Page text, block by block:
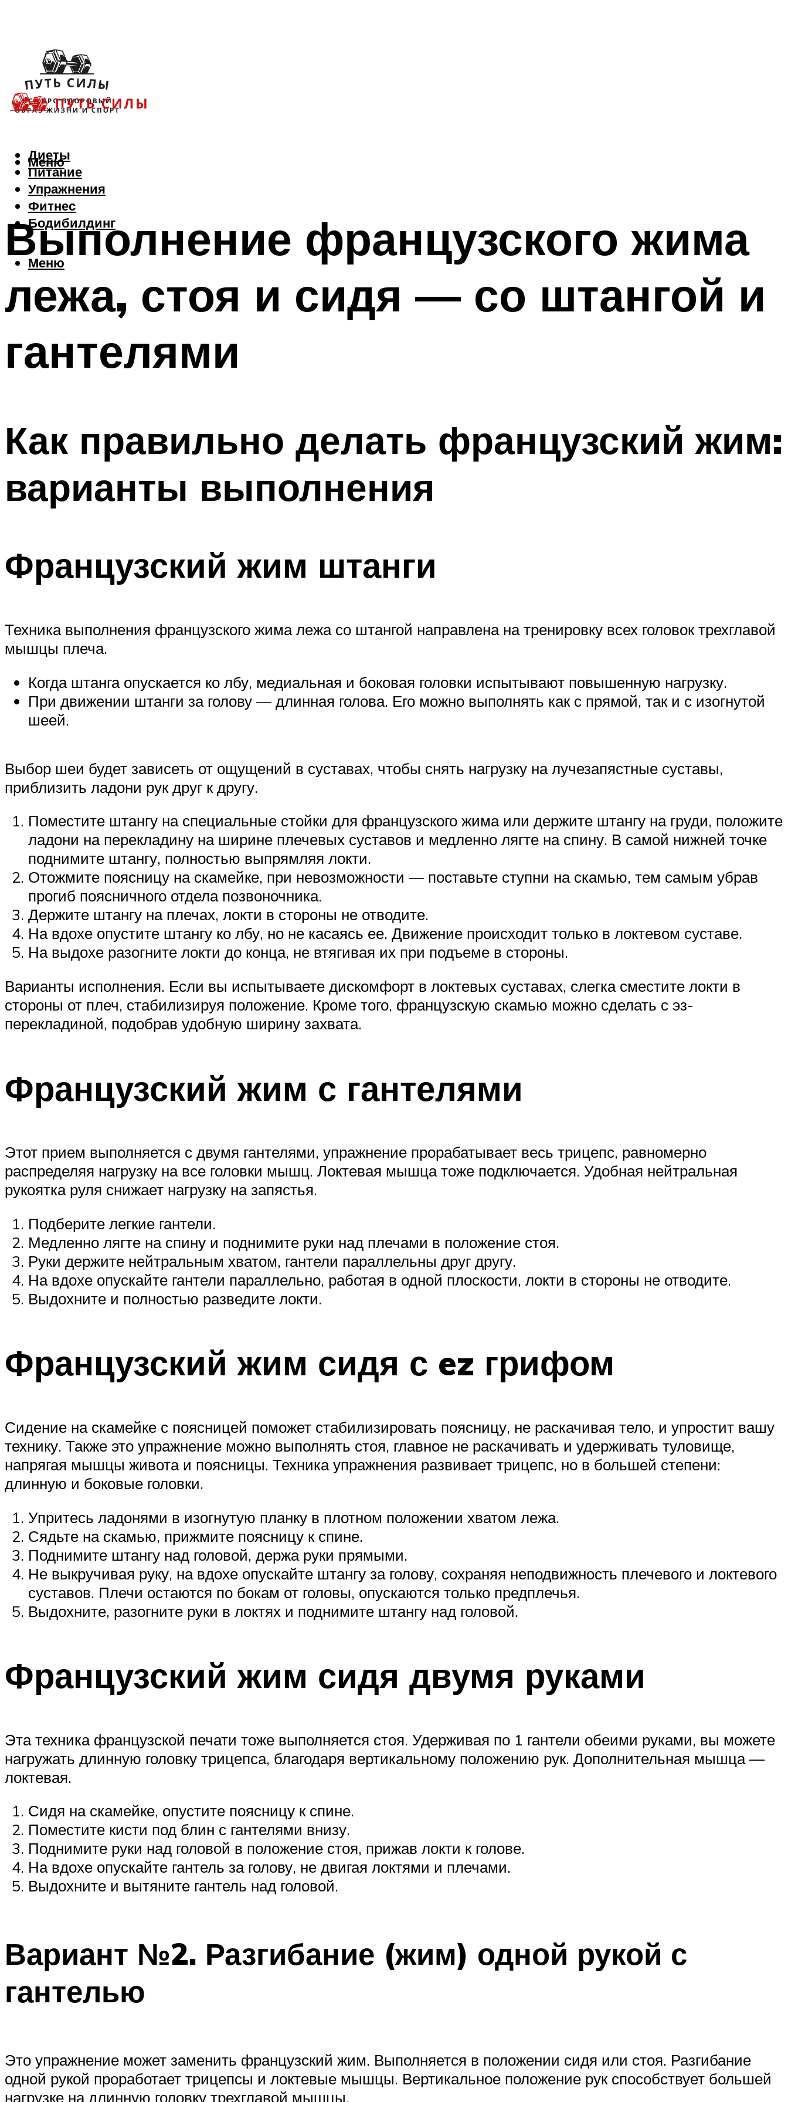
Диеты
Питание
Упражнения
Фитнес
Бодибилдинг
Меню
Меню
Выполнение французского жима
лежа, стоя и сидя — со штангой и
гантелями
Как правильно делать французский жим:
варианты выполнения
Французский жим штанги
Техника выполнения французского жима лежа со штангой направлена ​​на тренировку всех головок трехглавой
мышцы плеча.
Когда штанга опускается ко лбу, медиальная и боковая головки испытывают повышенную нагрузку.
При движении штанги за голову — длинная голова. Его можно выполнять как с прямой, так и с изогнутой
шеей.
Выбор шеи будет зависеть от ощущений в суставах, чтобы снять нагрузку на лучезапястные суставы,
приблизить ладони рук друг к другу.
Поместите штангу на специальные стойки для французского жима или держите штангу на груди, положите
ладони на перекладину на ширине плечевых суставов и медленно лягте на спину. В самой нижней точке
поднимите штангу, полностью выпрямляя локти.
Отожмите поясницу на скамейке, при невозможности — поставьте ступни на скамью, тем самым убрав
прогиб поясничного отдела позвоночника.
Держите штангу на плечах, локти в стороны не отводите.
На вдохе опустите штангу ко лбу, но не касаясь ее. Движение происходит только в локтевом суставе.
На выдохе разогните локти до конца, не втягивая их при подъеме в стороны.
Варианты исполнения. Если вы испытываете дискомфорт в локтевых суставах, слегка сместите локти в
стороны от плеч, стабилизируя положение. Кроме того, французскую скамью можно сделать с эз-
перекладиной, подобрав удобную ширину захвата.
Французский жим с гантелями
Этот прием выполняется с двумя гантелями, упражнение прорабатывает весь трицепс, равномерно
распределяя нагрузку на все головки мышц. Локтевая мышца тоже подключается. Удобная нейтральная
рукоятка руля снижает нагрузку на запястья.
Подберите легкие гантели.
Медленно лягте на спину и поднимите руки над плечами в положение стоя.
Руки держите нейтральным хватом, гантели параллельны друг другу.
На вдохе опускайте гантели параллельно, работая в одной плоскости, локти в стороны не отводите.
Выдохните и полностью разведите локти.
Французский жим сидя с ez грифом
Сидение на скамейке с поясницей поможет стабилизировать поясницу, не раскачивая тело, и упростит вашу
технику. Также это упражнение можно выполнять стоя, главное не раскачивать и удерживать туловище,
напрягая мышцы живота и поясницы. Техника упражнения развивает трицепс, но в большей степени:
длинную и боковые головки.
Упритесь ладонями в изогнутую планку в плотном положении хватом лежа.
Сядьте на скамью, прижмите поясницу к спине.
Поднимите штангу над головой, держа руки прямыми.
Не выкручивая руку, на вдохе опускайте штангу за голову, сохраняя неподвижность плечевого и локтевого
суставов. Плечи остаются по бокам от головы, опускаются только предплечья.
Выдохните, разогните руки в локтях и поднимите штангу над головой.
Французский жим сидя двумя руками
Эта техника французской печати тоже выполняется стоя. Удерживая по 1 гантели обеими руками, вы можете
нагружать длинную головку трицепса, благодаря вертикальному положению рук. Дополнительная мышца —
локтевая.
Сидя на скамейке, опустите поясницу к спине.
Поместите кисти под блин с гантелями внизу.
Поднимите руки над головой в положение стоя, прижав локти к голове.
На вдохе опускайте гантель за голову, не двигая локтями и плечами.
Выдохните и вытяните гантель над головой.
Вариант №2. Разгибание (жим) одной рукой с
гантелью
Это упражнение может заменить французский жим. Выполняется в положении сидя или стоя. Разгибание
одной рукой проработает трицепсы и локтевые мышцы. Вертикальное положение рук способствует большей
нагрузке на длинную головку трехглавой мышцы.